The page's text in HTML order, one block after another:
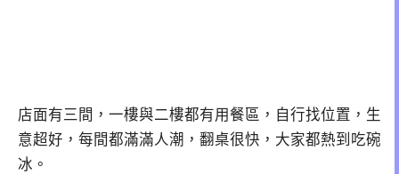
店面有三間，一樓與二樓都有用餐區，自行找位置，生
意超好，每間都滿滿人潮，翻桌很快，大家都熱到吃碗
冰。